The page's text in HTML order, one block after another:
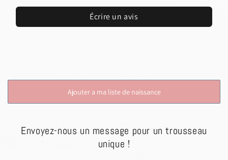
Écrire un avis
Ajouter a ma liste de naissance
Envoyez-nous un message pour un trousseau
unique !